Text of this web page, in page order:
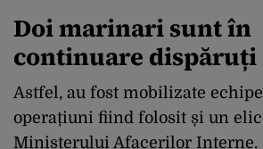
Doi marinari sunt în
continuare dispăruți
Astfel, au fost mobilizate
operațiuni fiind folosit și un
Ministerului Afacerilor Interne.